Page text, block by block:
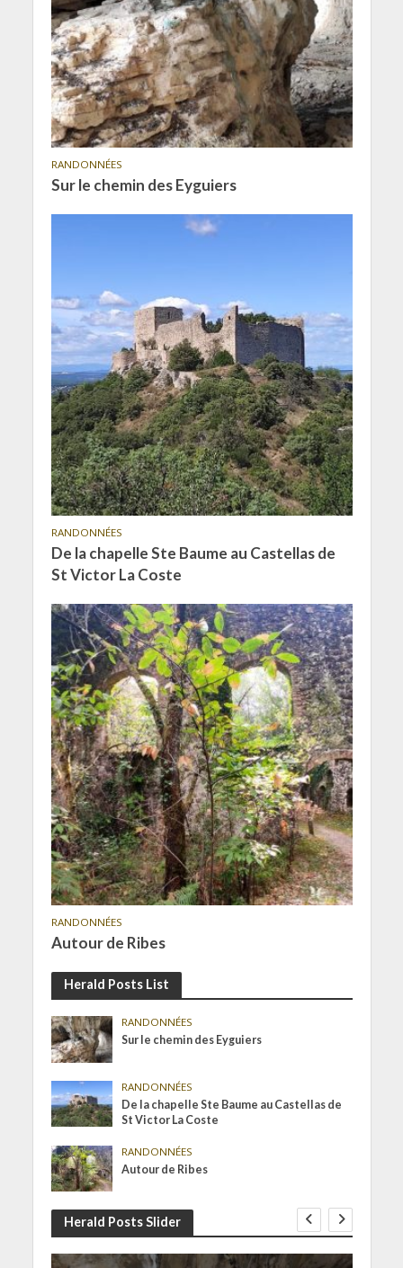
RANDONNÉES
Sur le chemin des Eyguiers
RANDONNÉES
De la chapelle Ste Baume au Castellas de
St Victor La Coste
RANDONNÉES
Autour de Ribes
Herald Posts List
RANDONNÉES
Sur le chemin des Eyguiers
RANDONNÉES
De la chapelle Ste Baume au Castellas de
St Victor La Coste
RANDONNÉES
Autour de Ribes
Herald Posts Slider